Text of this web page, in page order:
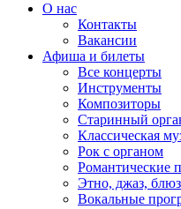
О нас
Контакты
Вакансии
Афиша и билеты
Все концерты
Инструменты
Композиторы
Старинный
Классическая
Рок с органом
Романтические
Этно, джаз, блюз
Вокальные